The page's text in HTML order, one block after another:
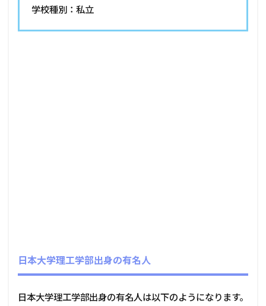
学校種別：私立
日本大学理工学部出身の有名人
日本大学理工学部出身の有名人は以下のようになります。